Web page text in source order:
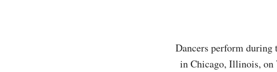
Dancers perform during
in Chicago, Illinois, on